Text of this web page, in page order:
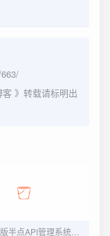
客 》转载请标明出